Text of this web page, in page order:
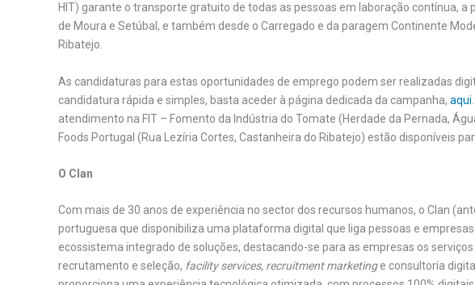
HIT) garante o transporte gratuito de todas as pessoas em laboração contínua, a
de Moura e Setúbal, e também desde o Carregado e da paragem Continente
Ribatejo.
As candidaturas para estas oportunidades de emprego podem ser realizadas
candidatura rápida e simples, basta aceder à página dedicada da campanha, aqui
atendimento na FIT – Fomento da Indústria do Tomate (Herdade da Pernada,
Foods Portugal (Rua Lezíria Cortes, Castanheira do Ribatejo) estão disponíveis
O Clan
Com mais de 30 anos de experiência no sector dos recursos humanos, o Clan
portuguesa que disponibiliza uma plataforma digital que liga pessoas e
ecossistema integrado de soluções, destacando-se para as empresas os
recrutamento e seleção, facility services, recruitment marketinge consultoria